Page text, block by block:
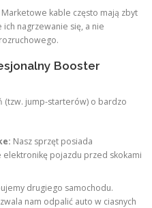
Marketowe kable często mają zbyt
nagrzewanie się, a nie
Booster
(tzw. jump-starterów) o bardzo
Nasz sprzęt posiada
pojazdu przed skokami
drugiego samochodu.
nam odpalić auto w ciasnych